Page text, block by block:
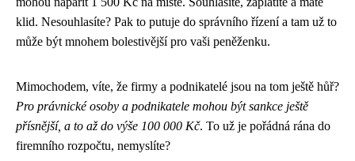
klid. Nesouhlasíte? Pak to putuje do správního řízení a tam už to
může být mnohem bolestivější pro vaši peněženku.
Mimochodem, víte, že firmy a podnikatelé jsou na tom ještě hůř?
Pro právnické osoby a podnikatele mohou být sankce ještě
přísnější, a to až do výše 100 000 Kč. To už je pořádná rána do
firemního rozpočtu, nemyslíte?